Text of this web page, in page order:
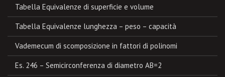
Tabella Equivalenze di superficie e volume
Tabella Equivalenze lunghezza – peso – capacità
Vademecum di scomposizione in fattori di polinomi
Es. 246 – Semicirconferenza di diametro AB=2